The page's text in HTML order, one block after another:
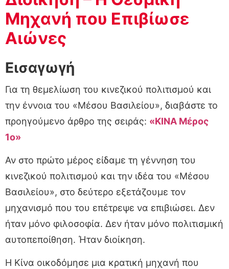
Μηχανή που Επιβίωσε
Αιώνες
Εισαγωγή
Για τη θεμελίωση του κινεζικού πολιτισμού και
την έννοια του «Μέσου Βασιλείου», διαβάστε το
προηγούμενο άρθρο της σειράς: «ΚΙΝΑ Μέρος
1ο»
Αν στο πρώτο μέρος είδαμε τη γέννηση του
κινεζικού πολιτισμού και την ιδέα του «Μέσου
Βασιλείου», στο δεύτερο εξετάζουμε τον
μηχανισμό που του επέτρεψε να επιβιώσει. Δεν
ήταν μόνο φιλοσοφία. Δεν ήταν μόνο πολιτισμική
αυτοπεποίθηση. Ήταν διοίκηση.
Η Κίνα οικοδόμησε μια κρατική μηχανή που